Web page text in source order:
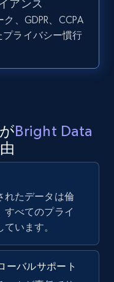
articles by
Post
by Profile
Post
料トライアル
アンス
、GDPR、CCPA
ライバシー慣行
Bright Data
れたデータは倫
すべてのプライ
います。
ーバルサポート